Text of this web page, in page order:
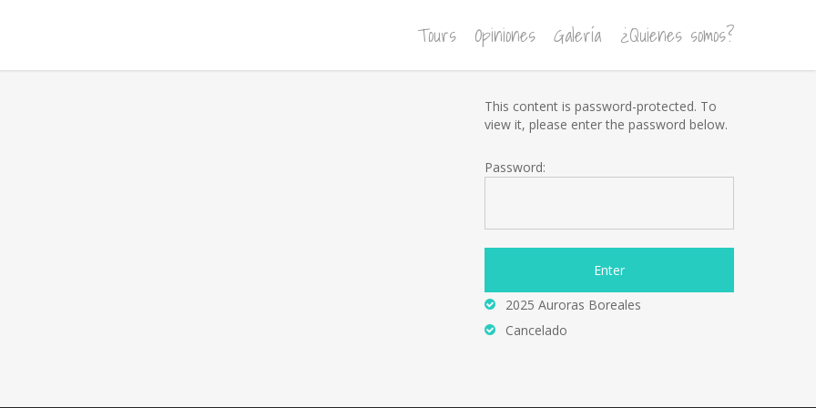
Tours Opiniones Galería ¿Quienes somos?
This content is password-protected. To
view it, please enter the password below.
Password:
2025 Auroras Boreales
Cancelado